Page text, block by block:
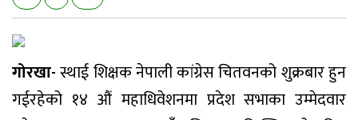
गोरखा-स्थाई शिक्षक नेपाली कांग्रेस चितवनको शुक्रबार हुन
गईरहेको १४ औं महाधिवेशनमा प्रदेश सभाका उम्मेदवार